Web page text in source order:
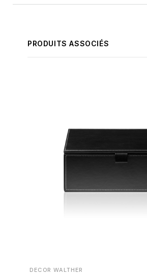
PRODUITS ASSOCIÉS
DECOR WALTHER